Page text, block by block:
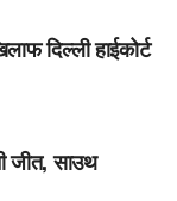
दिल्ली हाईकोर्ट
जीत, साउथ